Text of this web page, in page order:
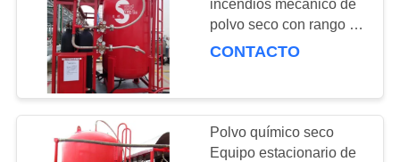
Las válvulas y los
rociadores
incendios mecánico de
polvo seco con rango de
temperatura de
CONTACTO
Polvo químico seco
Equipo estacionario de